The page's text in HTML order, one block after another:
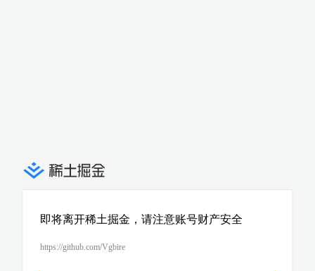
即将离开稀土掘金，请注意账号财产安全
https://github.com/Vgbire